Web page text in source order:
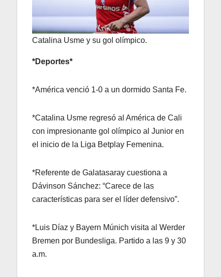
Catalina Usme y su gol olímpico.
*Deportes*
*América venció 1-0 a un dormido Santa Fe.
*Catalina Usme regresó al América de Cali
con impresionante gol olímpico al Junior en
el inicio de la Liga Betplay Femenina.
*Referente de Galatasaray cuestiona a
Dávinson Sánchez: “Carece de las
características para ser el líder defensivo”.
*Luis Díaz y Bayern Múnich visita al Werder
Bremen por Bundesliga. Partido a las 9 y 30
a.m.